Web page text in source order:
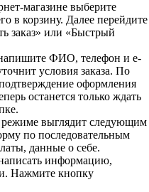
магазине выберите
в корзину. Далее перейдите
заказ» или «Быстрый
ФИО, телефон и e-
условия заказа. По
оформления
останется только ждать
режиме выглядит следующим
по последовательным
данные о себе.
информацию,
Нажмите кнопку